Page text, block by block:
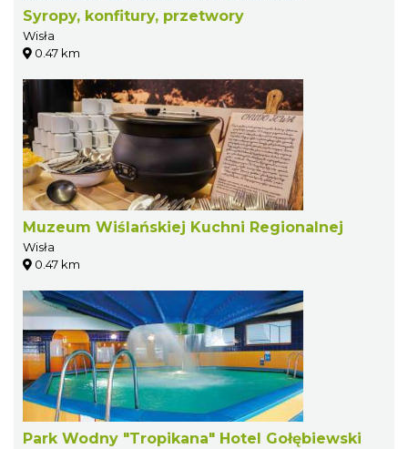
Syropy, konfitury, przetwory
Wisła
0.47 km
Muzeum Wiślańskiej Kuchni Regionalnej
Wisła
0.47 km
Park Wodny "Tropikana" Hotel Gołębiewski